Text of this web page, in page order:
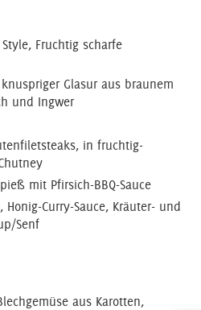
Fruchtig scharfe
Glasur aus braunem
und Ingwer
in fruchtig-
mit Pfirsich-BBQ-Sauce
Honig-Curry-Sauce, Kräuter- und
Senf
aus Karotten,